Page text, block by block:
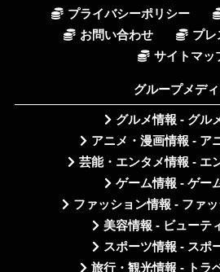
プライバシーポリシー
お問い合わせ
プレ
サイトマッ
グループメデ
グルメ情報 - グル
アニメ・漫画情報 - ア
芸能・エンタメ情報 - エ
ゲーム情報 - ゲー
ファッション情報 - ファ
美容情報 - ビューテ
スポーツ情報 - スポ
旅行・観光情報 - トラ